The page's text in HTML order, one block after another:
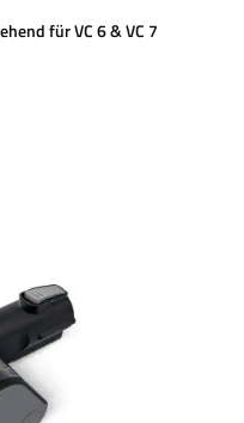
für VC 6 & VC 7